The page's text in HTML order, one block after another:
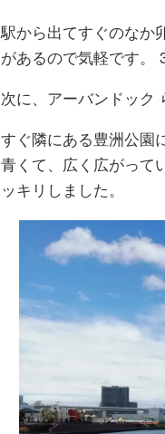
駅から出てすぐのなか
があるので気軽です。
次に、アーバンドック
すぐ隣にある豊洲公園
青くて、広く広がって
ッキリしました。